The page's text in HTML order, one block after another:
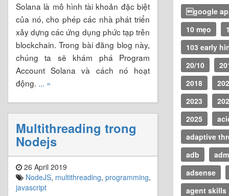
Solana là mô hình tài khoản đặc biệt
của nó, cho phép các nhà phát triển
xây dựng các ứng dụng phức tạp trên
blockchain. Trong bài đăng blog này,
chúng ta sẽ khám phá Program
Account Solana và cách nó hoạt
động. ... »
Multithreading trong
Nodejs
26 April 2019
NodeJS, multithreading, programming,
javascript
google
10 mẹo
103 early
20/10
2018
2023
2025
adaptive
adb
adsense
agent skills